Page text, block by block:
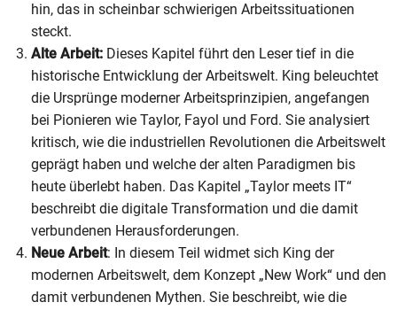
hin, das in scheinbar schwierigen Arbeitssituationen
steckt.
Alte Arbeit: Dieses Kapitel führt den Leser tief in die
historische Entwicklung der Arbeitswelt. King beleuchtet
die Ursprünge moderner Arbeitsprinzipien, angefangen
bei Pionieren wie Taylor, Fayol und Ford. Sie analysiert
kritisch, wie die industriellen Revolutionen die Arbeitswelt
geprägt haben und welche der alten Paradigmen bis
heute überlebt haben. Das Kapitel „Taylor meets IT“
beschreibt die digitale Transformation und die damit
verbundenen Herausforderungen.
Neue Arbeit: In diesem Teil widmet sich King der
modernen Arbeitswelt, dem Konzept „New Work“ und den
damit verbundenen Mythen. Sie beschreibt, wie die